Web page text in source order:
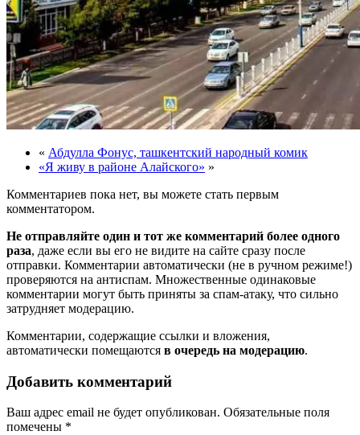
« Абдулла Фонус, ташкентский народный комик
«Я живу в районе Алайского» »
Комментариев пока нет, вы можете стать первым
комментатором.
Не отправляйте один и тот же комментарий более одного
раза, даже если вы его не видите на сайте сразу после
отправки. Комментарии автоматически (не в ручном режиме!)
проверяются на антиспам. Множественные одинаковые
комментарии могут быть приняты за спам-атаку, что сильно
затрудняет модерацию.
Комментарии, содержащие ссылки и вложения,
автоматически помещаются в очередь на модерацию.
Добавить комментарий
Ваш адрес email не будет опубликован. Обязательные поля
помечены *